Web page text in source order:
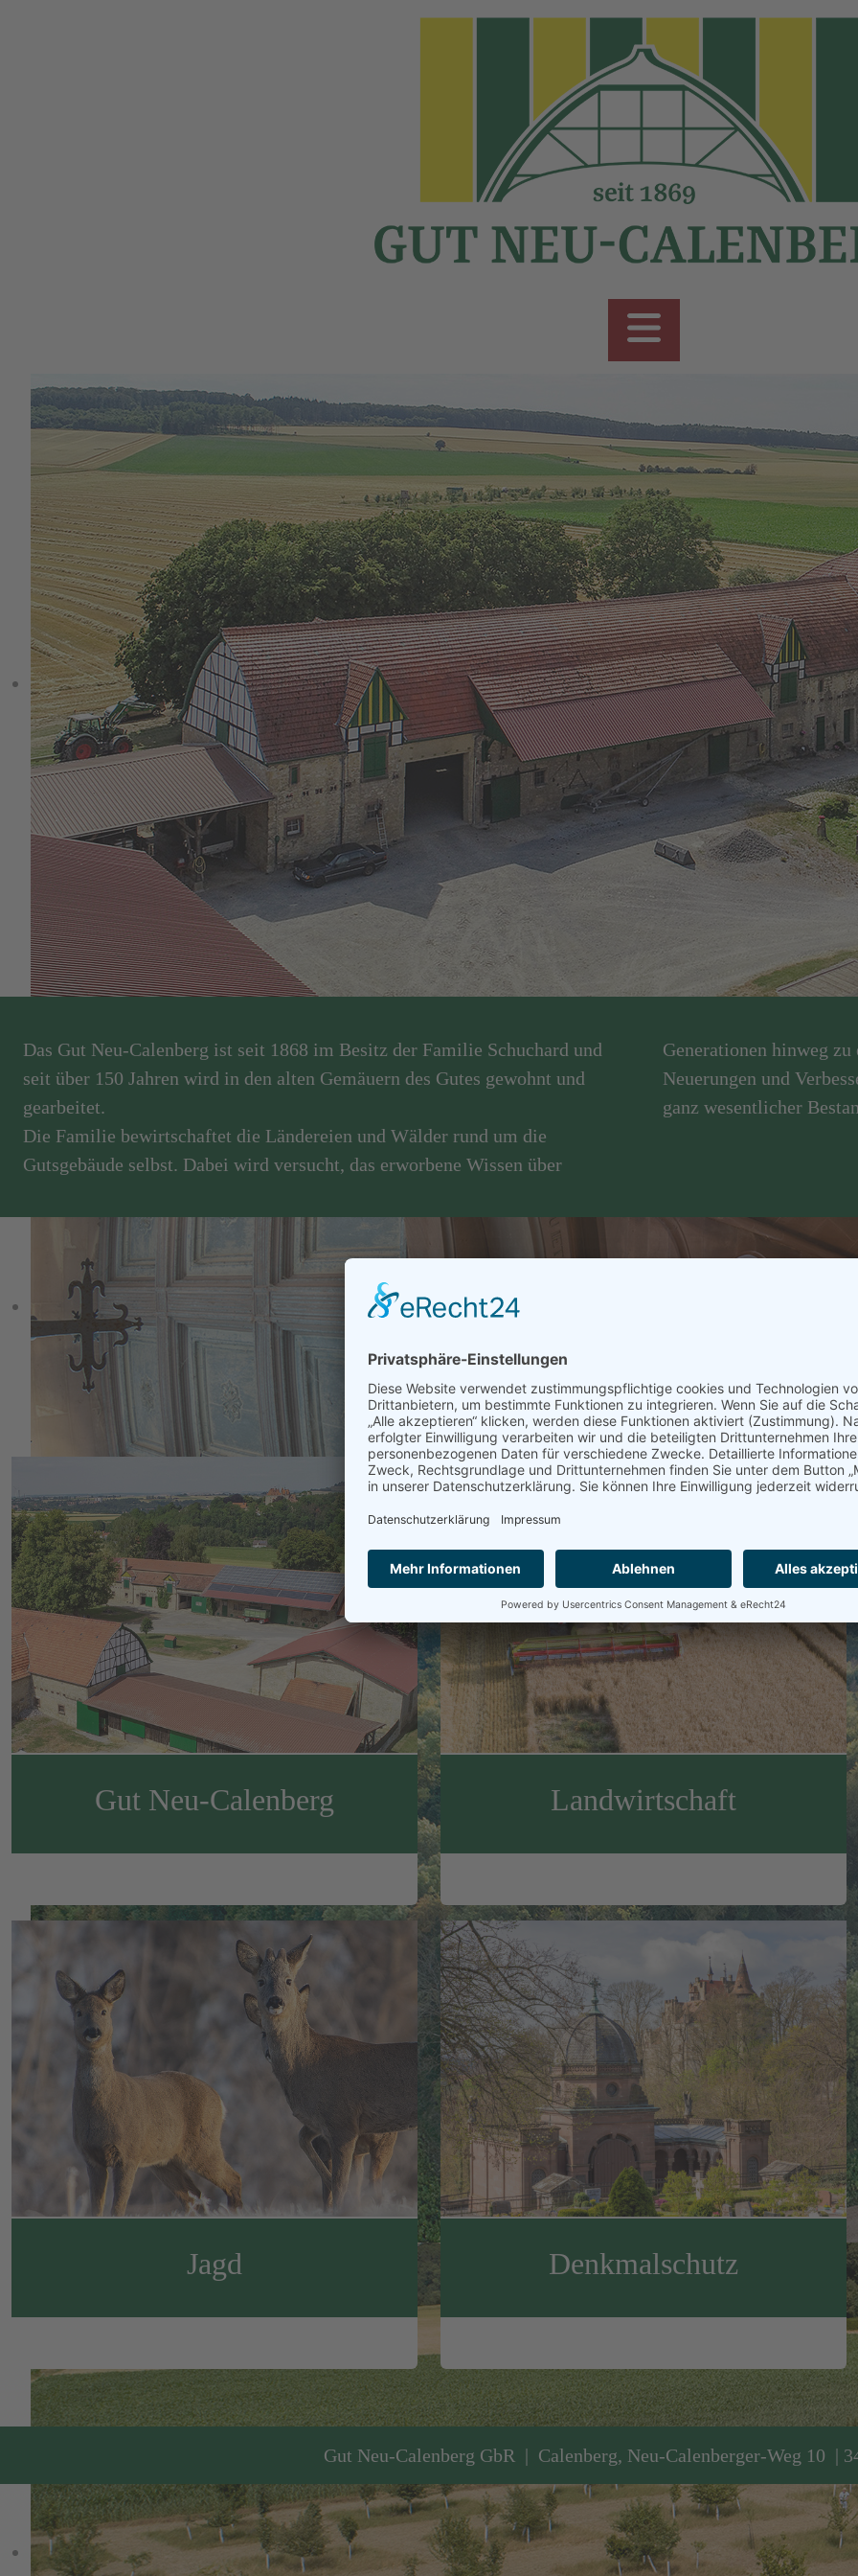
Das Gut Neu-Calenberg ist seit 1868 im Besitz der Familie Schuchard und
seit über 150 Jahren wird in den alten Gemäuern des Gutes gewohnt und
gearbeitet.
Die Familie bewirtschaftet die Ländereien und Wälder rund um die
Gutsgebäude selbst. Dabei wird versucht, das erworbene Wissen über
Generationen hinweg
Neuerungen und
ganz wesentlicher
Herzlich
auf dem Gut Neu-Calenberg
Gut Neu-Calenberg Landwirtschaft
Jagd Denkmalschutz
Gut Neu-Calenberg GbR | Calenberg, Neu-Calenberger-Weg 10 |
© 2023-2026 Gut Neu-Calenberg